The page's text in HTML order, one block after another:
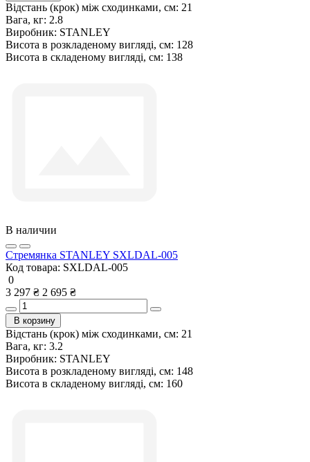
Відстань (крок) між сходинками, см: 21
Вага, кг: 2.8
Виробник: STANLEY
Висота в розкладеному вигляді, см: 128
Висота в складеному вигляді, см: 138
В наличии
Стремянка STANLEY SXLDAL-005
Код товара: SXLDAL-005
0
3 297 ₴ 2 695 ₴
В корзину
Відстань (крок) між сходинками, см: 21
Вага, кг: 3.2
Виробник: STANLEY
Висота в розкладеному вигляді, см: 148
Висота в складеному вигляді, см: 160